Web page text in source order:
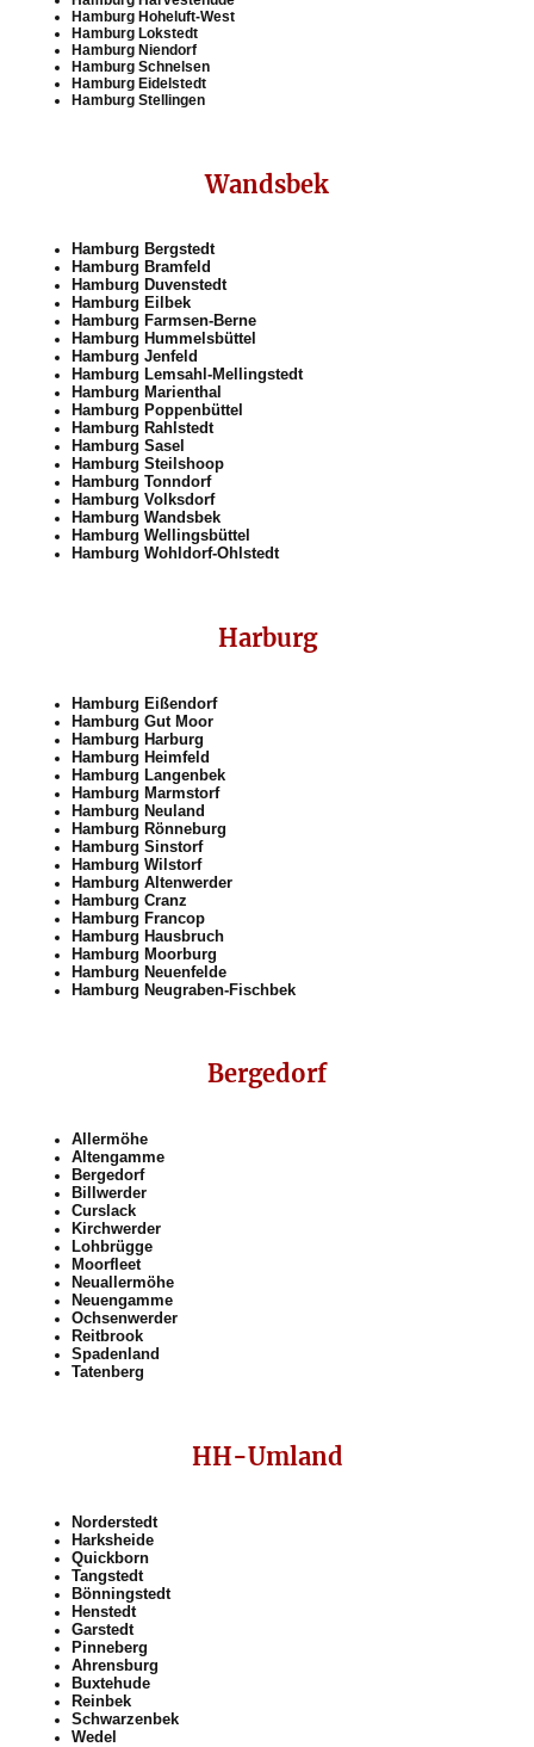
Hamburg Hoheluft-West
Hamburg Lokstedt
Hamburg Niendorf
Hamburg Schnelsen
Hamburg Eidelstedt
Hamburg Stellingen
Wandsbek
Hamburg Bergstedt
Hamburg Bramfeld
Hamburg Duvenstedt
Hamburg Eilbek
Hamburg Farmsen-Berne
Hamburg Hummelsbüttel
Hamburg Jenfeld
Hamburg Lemsahl-Mellingstedt
Hamburg Marienthal
Hamburg Poppenbüttel
Hamburg Rahlstedt
Hamburg Sasel
Hamburg Steilshoop
Hamburg Tonndorf
Hamburg Volksdorf
Hamburg Wandsbek
Hamburg Wellingsbüttel
Hamburg Wohldorf-Ohlstedt
Harburg
Hamburg Eißendorf
Hamburg Gut Moor
Hamburg Harburg
Hamburg Heimfeld
Hamburg Langenbek
Hamburg Marmstorf
Hamburg Neuland
Hamburg Rönneburg
Hamburg Sinstorf
Hamburg Wilstorf
Hamburg Altenwerder
Hamburg Cranz
Hamburg Francop
Hamburg Hausbruch
Hamburg Moorburg
Hamburg Neuenfelde
Hamburg Neugraben-Fischbek
Bergedorf
Allermöhe
Altengamme
Bergedorf
Billwerder
Curslack
Kirchwerder
Lohbrügge
Moorfleet
Neuallermöhe
Neuengamme
Ochsenwerder
Reitbrook
Spadenland
Tatenberg
HH-Umland
Norderstedt
Harksheide
Quickborn
Tangstedt
Bönningstedt
Henstedt
Garstedt
Pinneberg
Ahrensburg
Buxtehude
Reinbek
Schwarzenbek
Wedel